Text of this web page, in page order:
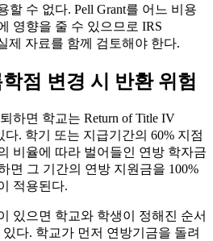
할 수 없다. Pell Grant를 어느 비용
영향을 줄 수 있으므로 IRS
제 자료를 함께 검토해야 한다.
점 변경 시 반환 위험
하면 학교는 Return of Title IV
다. 학기 또는 지급기간의 60% 지점
비율에 따라 벌어들인 연방 학자금
면 그 기간의 연방 지원금을 100%
적용된다.
있으면 학교와 학생이 정해진 순서
다. 학교가 먼저 연방기금을 돌려